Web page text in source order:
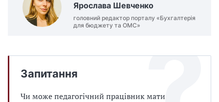
Ярослава Шевченко
головний редактор порталу «Бухгалтерія
для бюджету та ОМС»
Запитання
Чи може педагогічний працівник мати